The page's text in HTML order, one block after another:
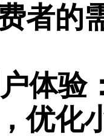
者的
体验
优化